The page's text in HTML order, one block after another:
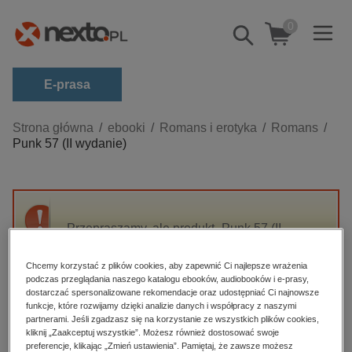
Pokaż/schowaj
wyszukiwarkę
0
E-prasa
Kategorie
Zobacz wszystkie E-prasa
budownictwo, aranżacja wnętrz
darmowe wydania
edukacja
hobby, sport, rozrywka
komputery, internet, technologie, informatyka
Strona główna ebooki Romans i erotyka
Romans
Punk 57 (II wydanie)
Przepraszamy, ale produkt „Punk 57 (II
High-contrast mode
Polecane
Chcemy korzystać z plików cookies, aby zapewnić Ci najlepsze wrażenia
podczas przeglądania naszego katalogu ebooków, audiobooków i e-prasy,
dostarczać spersonalizowane rekomendacje oraz udostępniać Ci najnowsze
funkcje, które rozwijamy dzięki analizie danych i współpracy z naszymi
partnerami. Jeśli zgadzasz się na korzystanie ze wszystkich plików cookies,
kliknij „Zaakceptuj wszystkie”. Możesz również dostosować swoje
preferencje, klikając „Zmień ustawienia”. Pamiętaj, że zawsze możesz